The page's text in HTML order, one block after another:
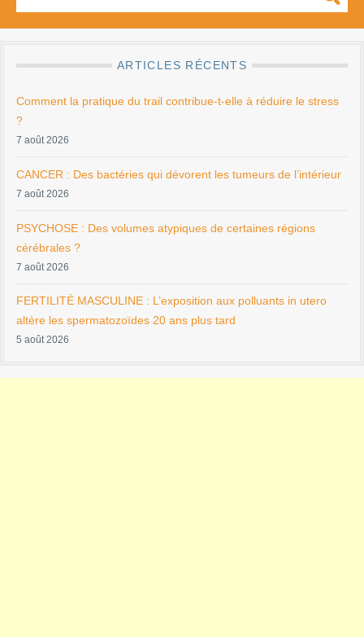
ARTICLES RÉCENTS
Comment la pratique du trail contribue-t-elle à réduire le stress
?
7 août 2026
CANCER : Des bactéries qui dévorent les tumeurs de l’intérieur
7 août 2026
PSYCHOSE : Des volumes atypiques de certaines régions
cérébrales ?
7 août 2026
FERTILITÉ MASCULINE : L’exposition aux polluants in utero
altère les spermatozoïdes 20 ans plus tard
5 août 2026